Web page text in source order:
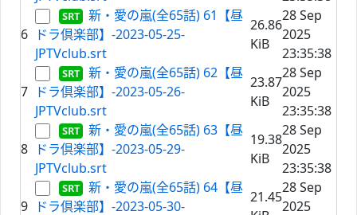
6
新・愛の嵐(全65話) 61【昼
ドラ倶楽部】-2023-05-25-
JPTVclub.srt
26.86
KiB
28 Sep
2025
23:35:38
7
新・愛の嵐(全65話) 62【昼
ドラ倶楽部】-2023-05-26-
JPTVclub.srt
23.87
KiB
28 Sep
2025
23:35:38
8
新・愛の嵐(全65話) 63【昼
ドラ倶楽部】-2023-05-29-
JPTVclub.srt
19.38
KiB
28 Sep
2025
23:35:38
9
新・愛の嵐(全65話) 64【昼
ドラ倶楽部】-2023-05-30-
21.45
28 Sep
2025